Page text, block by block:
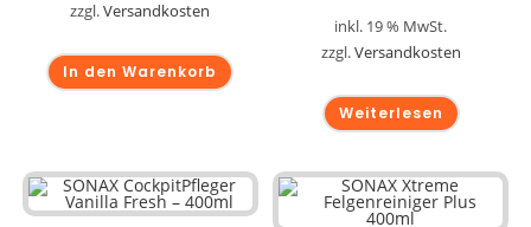
zzgl.Versandkosten
In den Warenkorb
inkl. 19 % MwSt.
zzgl.Versandkosten
Weiterlesen